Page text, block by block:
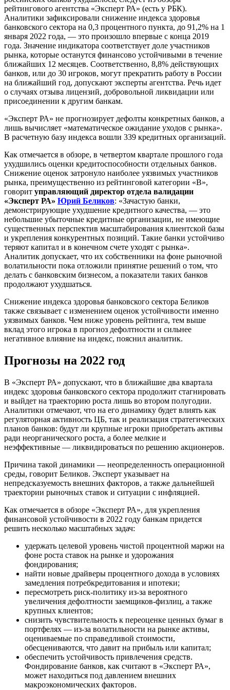
рейтингового агентства «Эксперт РА» (есть у РБК).
Аналитики зафиксировали снижение индекса здоровья
банковского сектора на 0,3 процентного пункта, до 91,2% на 1
января 2022 года, — это произошло впервые с конца 2019
года. Значение индикатора соответствует доле участников
рынка, которые останутся финансово устойчивыми в течение
ближайших 12 месяцев. Соответственно, 8,8% действующих
банков, или до 30 игроков, могут прекратить работу в России
на ближайший год, допускают эксперты агентства. Речь идет
о случаях отзыва лицензий, добровольной ликвидации или
присоединении к другим банкам.
«Эксперт РА» не прогнозирует дефолты конкретных банков, а
лишь вычисляет «математическое ожидание уходов с рынка».
В расчетную базу индекса вошли 339 кредитных организаций.
Как отмечается в обзоре, в четвертом квартале прошлого года
ухудшились оценки кредитоспособности отдельных банков.
Снижение оценок затронуло наиболее уязвимых участников
рынка, преимущественно из рейтинговой категории «B»,
говорит управляющий директор отдела валидации
«Эксперт РА» Юрий Беликов: «Зачастую банки,
демонстрирующие ухудшение кредитного качества, — это
небольшие убыточные кредитные организации, не имеющие
существенных перспектив масштабирования клиентской базы
и укрепления конкурентных позиций. Такие банки устойчиво
теряют капитал и в конечном счете уходят с рынка».
Аналитик допускает, что их собственники на фоне рыночной
волатильности пока отложили принятие решений о том, что
делать с банковским бизнесом, а показатели таких банков
продолжают ухудшаться.
Снижение индекса здоровья банковского сектора Беликов
также связывает с изменением оценок устойчивости именно
уязвимых банков. Чем ниже уровень рейтинга, тем выше
вклад этого игрока в прогноз дефолтности и сильнее
негативное влияние на индекс, пояснил аналитик.
Прогнозы на 2022 год
В «Эксперт РА» допускают, что в ближайшие два квартала
индекс здоровья банковского сектора продолжит стагнировать
и выйдет на траекторию роста лишь во втором полугодии.
Аналитики отмечают, что на его динамику будет влиять как
регуляторная активность ЦБ, так и реализация стратегических
планов банков: будут ли крупные игроки приобретать активы
ради неорганического роста, а более мелкие и
неэффективные — ликвидироваться по решению акционеров.
Причина такой динамики — неопределенность операционной
среды, говорит Беликов. Эксперт указывает на
непредсказуемость внешних факторов, а также дальнейшей
траектории рыночных ставок и ситуации с инфляцией.
Как отмечается в обзоре «Эксперт РА», для укрепления
финансовой устойчивости в 2022 году банкам придется
решить несколько масштабных задач:
удержать целевой уровень чистой процентной маржи на
фоне роста ставок на рынке и удорожания
фондирования;
найти новые драйверы процентного дохода в условиях
замедления потребкредитования и ипотеки;
пересмотреть риск-политику из-за вероятного
увеличения дефолтности заемщиков-физлиц, а также
крупных клиентов;
снизить чувствительность к переоценке ценных бумаг в
портфелях — из-за волатильности на рынке активы,
оцениваемые по справедливой стоимости,
обесцениваются, что давит на прибыль или капитал;
обеспечить устойчивость привлечения средств.
Фондирование банков, как считают в «Эксперт РА»,
может находиться под давлением внешних
макроэкономических факторов.